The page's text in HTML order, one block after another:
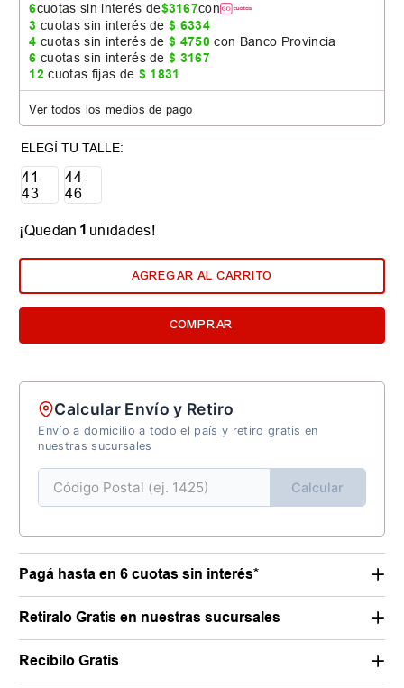
6cuotas sin interés de$3167con
3 cuotas sin interés de$ 6334
4 cuotas sin interés de$ 4750 con Banco Provincia
6 cuotas sin interés de$ 3167
12 cuotas fijas de $ 1831
Ver todos los medios de pago
41-
43
44-
46
¡Quedan 1 unidades!
AGREGAR AL CARRITO
COMPRAR
Calcular Envío y Retiro
Envío a domicilio a todo el país y retiro gratis en
nuestras sucursales
Calcular
Pagá hasta en 6 cuotas sin interés*
Retiralo Gratis en nuestras sucursales
Recibilo Gratis